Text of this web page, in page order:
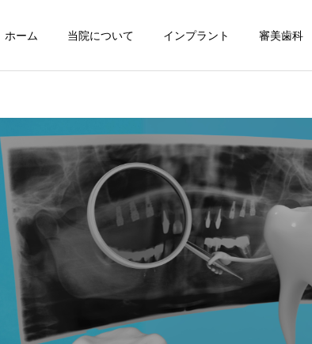
ホーム 当院について インプラント 審美歯科